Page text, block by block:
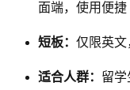
面端，使用便捷
短板： 仅限英文
适合人群： 留